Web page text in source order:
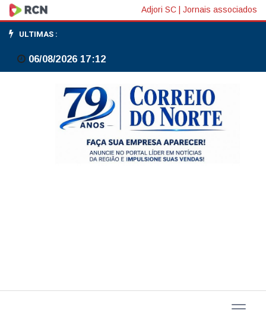
Fim
da
escala
pode
Adjori SC Jornais associados
ULTIMAS :
06/08/2026 17:12